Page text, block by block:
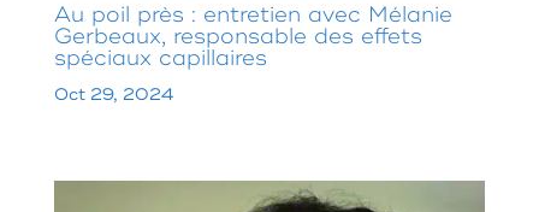
Au poil près : entretien avec Mélanie
Gerbeaux, responsable des effets
spéciaux capillaires
Oct 29, 2024